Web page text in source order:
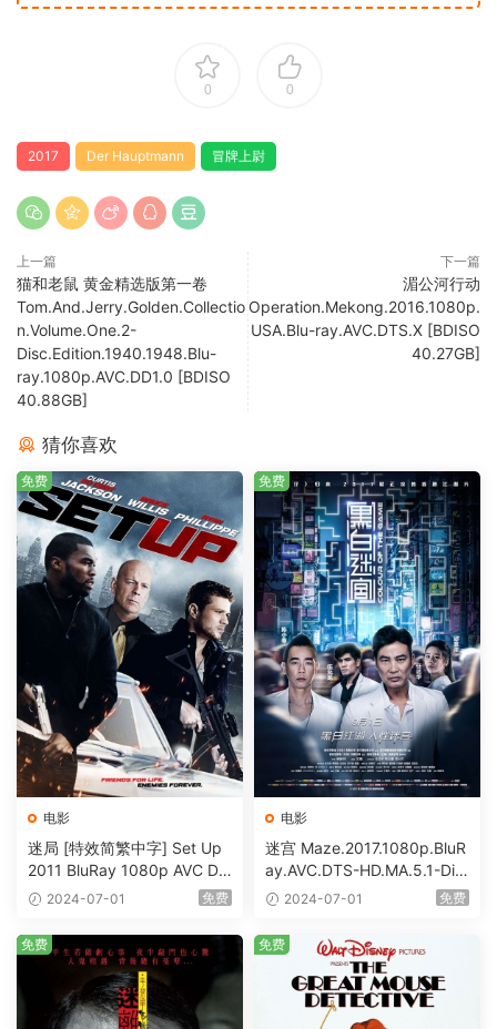
0 0
2017 Der Hauptmann 冒牌上尉
上一篇
猫和老鼠 黄金精选版第一卷
Tom.And.Jerry.Golden.Collectio
n.Volume.One.2-
Disc.Edition.1940.1948.Blu-
ray.1080p.AVC.DD1.0 [BDISO
40.88GB]
下一篇
湄公河行动
Operation.Mekong.2016.1080p.
USA.Blu-ray.AVC.DTS.X [BDISO
40.27GB]
猜你喜欢
电影
迷局 [特效简繁中字] Set Up
2011 BluRay 1080p AVC DT
S-HD MA5.1-shhaclm@CHD
2024-07-01 免费
免费
电影
迷宫 Maze.2017.1080p.BluR
ay.AVC.DTS-HD.MA.5.1-DiY
@HDHome [BDISO 19.7GB]
2024-07-01 免费
免费
免费 免费